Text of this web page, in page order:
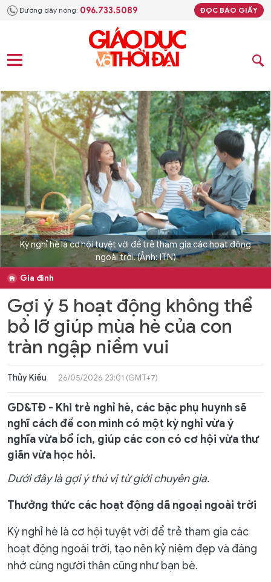
Đường dây nóng: 096.733.5089 ĐỌC BÁO GIẤY
Kỳ nghỉ hè là cơ hội tuyệt vời để trẻ tham gia các hoạt động
ngoài trời. (Ảnh: ITN)
Gia đình
Gợi ý 5 hoạt động không thể
bỏ lỡ giúp mùa hè của con
tràn ngập niềm vui
Thủy Kiều 26/05/2026 23:01 (GMT+7)
GD&TĐ - Khi trẻ nghỉ hè, các bậc phụ huynh sẽ
nghĩ cách để con mình có một kỳ nghỉ vừa ý
nghĩa vừa bổ ích, giúp các con có cơ hội vừa thư
giãn vừa học hỏi.
Dưới đây là gợi ý thú vị từ giới chuyên gia.
Thưởng thức các hoạt động dã ngoại ngoài trời
Kỳ nghỉ hè là cơ hội tuyệt vời để trẻ tham gia các
hoạt động ngoài trời, tạo nên kỷ niệm đẹp và đáng
nhớ cùng người thân cũng như bạn bè.